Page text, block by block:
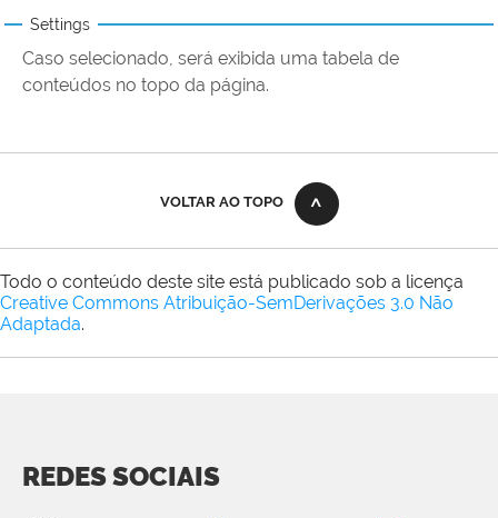
Settings
Caso selecionado, será exibida uma tabela de
conteúdos no topo da página.
VOLTAR AO TOPO
Todo o conteúdo deste site está publicado sob a licença
Creative Commons Atribuição-SemDerivações 3.0 Não
Adaptada.
REDES SOCIAIS